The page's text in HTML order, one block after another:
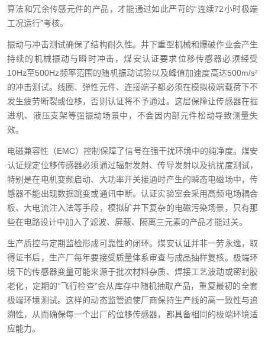
算法和冗余传感元件的产品，才能通过如此严苛的“连续72小时极端
工况运行”考核。
振动与冲击测试确保了结构耐久性。井下重型机械和爆破作业会产生
持续的机械振动与瞬时冲击，煤安认证要求位移传感器必须经受
10Hz至500Hz频率范围的随机振动试验以及峰值加速度高达500m/s²
的冲击测试。线圈、弹性元件、连接端子都必须在模拟极端载荷下不
发生疲劳断裂或位移，否则认证将不予通过。这层保障让传感器在掘
进机、液压支架等强振动场景中，不会因内部元件松动导致测量失
效。
电磁兼容性（EMC）控制保障了信号在强干扰环境中的纯净度。煤安
认证规定位移传感器必须通过辐射发射、传导发射以及抗扰度测试，
特别是在电机变频启动、大功率开关接通时产生的瞬态电磁场中，传
感器不能出现数据跳变或通讯中断。认证实验室会采用高频电场耦合
板、大电流注入法等手段，模拟矿井下复杂的电磁污染场景，只有那
些在电路设计中加入了滤波、屏蔽、隔离三元素的产品才能过关。
生产质控与定期监检形成可靠性的闭环。煤安认证并非一劳永逸，取
得证书后，生产厂每年要接受质量体系审查与成品抽样复核。极端环
境下的传感器变量可能来源于批次材料杂质、焊接工艺波动或密封胶
老化，定期的“飞行检查”会从库存中随机抽取产品，重复最初的全套
极端环境测试。这样的动态监管迫使厂商保持生产线的高一致性与追
溯性，从而确保每一个出厂的位移传感器，都具备相同的极端环境适
应能力。